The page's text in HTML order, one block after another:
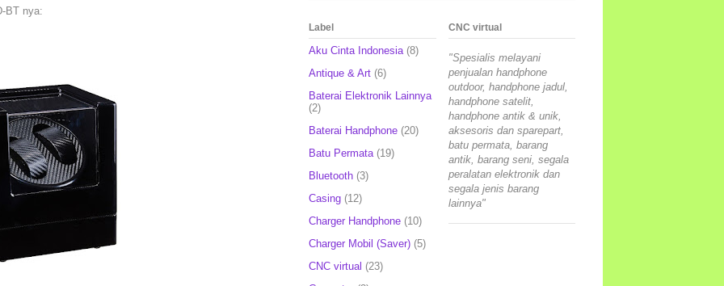
BT nya:
Label
Aku Cinta Indonesia (8)
Antique & Art (6)
Baterai Elektronik Lainnya
(2)
Baterai Handphone (20)
Batu Permata (19)
Bluetooth (3)
Casing (12)
Charger Handphone (10)
Charger Mobil (Saver) (5)
CNC virtual (23)
CNC virtual
"Spesialis melayani
penjualan handphone
outdoor, handphone jadul,
handphone satelit,
handphone antik & unik,
aksesoris dan sparepart,
batu permata, barang
antik, barang seni, segala
peralatan elektronik dan
segala jenis barang
lainnya"